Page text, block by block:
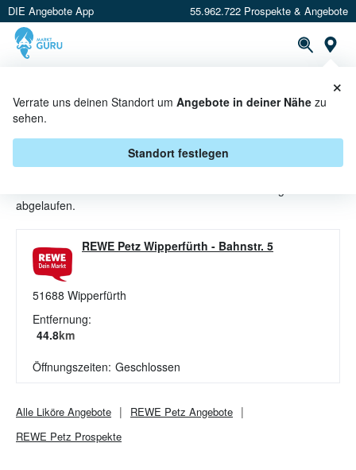
DIE Angebote App 55.962.722 Prospekte & Angebote
Verrate uns deinen Standort um Angebote in deiner Nähe zu
sehen.
Standort festlegen
×
LIKÖRE ANGEBOTE & AKTIONEN
BEI REWE PETZ
abgelaufen.
REWE Petz Wipperfürth - Bahnstr. 5
51688 Wipperfürth
Entfernung:
44.8km
Öffnungszeiten: Geschlossen
Alle Liköre Angebote REWE Petz Angebote
REWE Petz Prospekte